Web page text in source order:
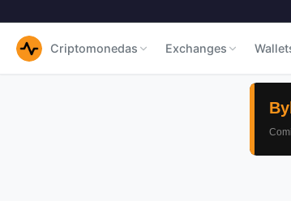
Criptomonedas Exchanges